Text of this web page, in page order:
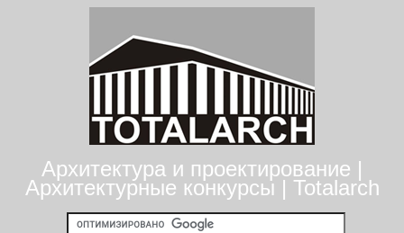
Архитектура и проектирование |
Архитектурные конкурсы | Totalarch